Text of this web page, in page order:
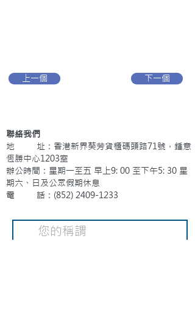
上一個 下一個
聯絡我們
地 址：香港新界葵芳貨櫃碼頭路71號，鍾意
恆勝中心1203室
辦公時間：星期一至五 早上9: 00 至下午5: 30 星
期六、日及公眾假期休息
電 話：(852) 2409-1233